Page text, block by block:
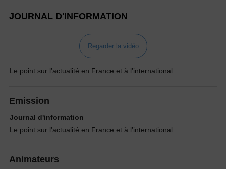
JOURNAL D'INFORMATION
Regarder la vidéo
Le point sur l’actualité en France et à l’international.
Emission
Journal d'information
Le point sur l’actualité en France et à l’international.
Animateurs